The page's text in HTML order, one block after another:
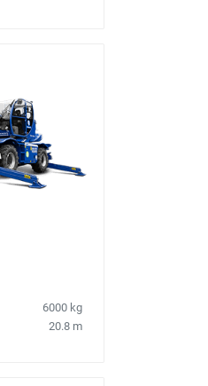
6000 kg
20.8 m